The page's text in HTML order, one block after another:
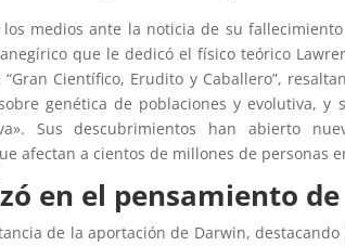
los medios ante la noticia de su
que le dedicó el físico teórico
Científico, Erudito y Caballero”,
genética de poblaciones y evolutiva,
Sus descubrimientos han abierto
afectan a cientos de millones de personas
en el pensamiento
de la aportación de Darwin,